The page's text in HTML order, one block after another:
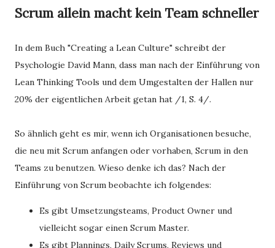
Scrum allein macht kein Team schneller
In dem Buch "Creating a Lean Culture" schreibt der
Psychologie David Mann, dass man nach der Einführung von
Lean Thinking Tools und dem Umgestalten der Hallen nur
20% der eigentlichen Arbeit getan hat /1, S. 4/.
So ähnlich geht es mir, wenn ich Organisationen besuche,
die neu mit Scrum anfangen oder vorhaben, Scrum in den
Teams zu benutzen. Wieso denke ich das? Nach der
Einführung von Scrum beobachte ich folgendes:
Es gibt Umsetzungsteams, Product Owner und
vielleicht sogar einen Scrum Master.
Es gibt Plannings, Daily Scrums, Reviews und